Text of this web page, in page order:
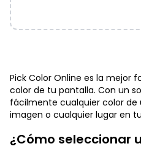
Pick Color Online es la mejor
color de tu pantalla. Con un
fácilmente cualquier color de
imagen o cualquier lugar en
¿Cómo seleccionar